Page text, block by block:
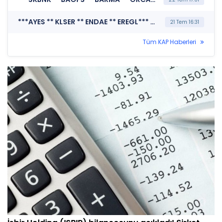
***AYES ** KLSER ** ENDAE ** EREGL*** MERKEZİ KAYIT KURULUŞU A.Ş. (Borsada İşlem Gören Tipe Dönüşüm Duyurusu) 21 Tem 16:31
Tüm KAP Haberleri